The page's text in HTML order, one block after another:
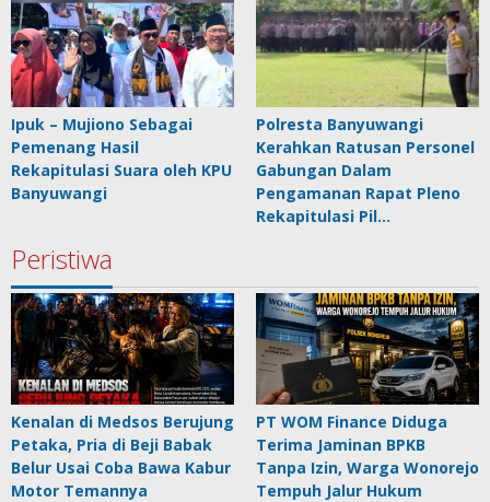
Ipuk – Mujiono Sebagai
Pemenang Hasil
Rekapitulasi Suara oleh KPU
Banyuwangi
Polresta Banyuwangi
Kerahkan Ratusan Personel
Gabungan Dalam
Pengamanan Rapat Pleno
Rekapitulasi Pil…
Peristiwa
Kenalan di Medsos Berujung
Petaka, Pria di Beji Babak
Belur Usai Coba Bawa Kabur
Motor Temannya
PT WOM Finance Diduga
Terima Jaminan BPKB
Tanpa Izin, Warga Wonorejo
Tempuh Jalur Hukum